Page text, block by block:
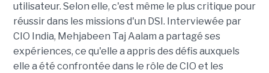
utilisateur. Selon elle, c'est même le plus critique pour
réussir dans les missions d'un DSI. Interviewée par
CIO India, Mehjabeen Taj Aalam a partagé ses
expériences, ce qu'elle a appris des défis auxquels
elle a été confrontée dans le rôle de CIO et les